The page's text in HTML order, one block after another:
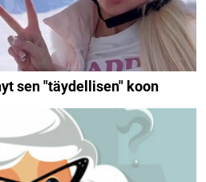
sen "täydellisen" koon